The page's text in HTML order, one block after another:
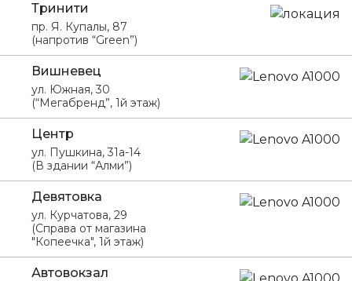
Тринити
пр. Я. Купалы, 87
(напротив “Green”)
Вишневец
ул. Южная, 30
(“Мегабренд”, 1й этаж)
Центр
ул. Пушкина, 31а-14
(В здании “Алми”)
Девятовка
ул. Курчатова, 29
(Справа от магазина
"Копеечка", 1й этаж)
Автовокзал